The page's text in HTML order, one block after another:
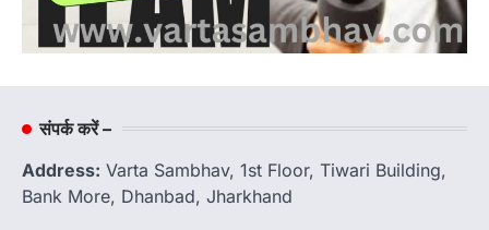
संपर्क करें –
Address: Varta Sambhav, 1st Floor, Tiwari Building,
Bank More, Dhanbad, Jharkhand